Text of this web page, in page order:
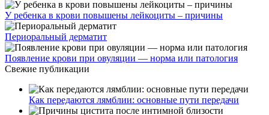
У ребенка в крови повышены лейкоциты – причины
Периоральный дерматит
Появление крови при овуляции — норма или патология
Свежие публикации
Как передаются лямблии: основные пути передачи